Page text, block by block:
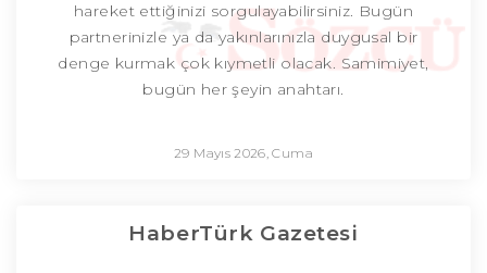
hareket ettiğinizi sorgulayabilirsiniz. Bugün
partnerinizle ya da yakınlarınızla duygusal bir
denge kurmak çok kıymetli olacak. Samimiyet,
bugün her şeyin anahtarı.
29 Mayıs 2026, Cuma
HaberTürk Gazetesi